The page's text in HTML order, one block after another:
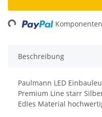
Beschreibung
Paulmann LED
Premium Line starr
Edles Material